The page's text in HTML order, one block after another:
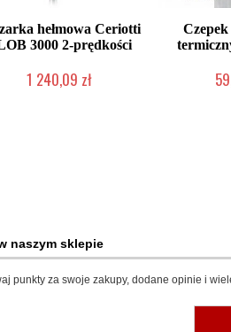
hełmowa Ceriotti
3000 2-prędkości
1 240,09 zł
naszym sklepie
punkty za swoje zakupy, dodane opinie i